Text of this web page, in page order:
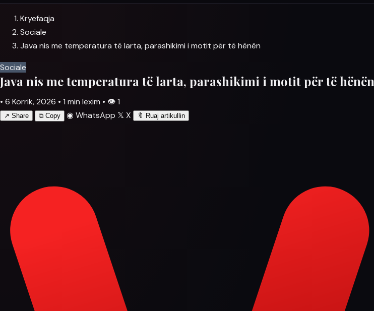
Kryefaqja
Sociale
Java nis me temperatura të larta, parashikimi i motit për të hënën
Sociale
Java nis me temperatura të larta, parashikimi i motit për të hënën
• 6 Korrik, 2026 • 1 min lexim • 👁1
↗ Share ⧉ Copy ◉ WhatsApp 𝕏 X 🔖 Ruaj artikullin